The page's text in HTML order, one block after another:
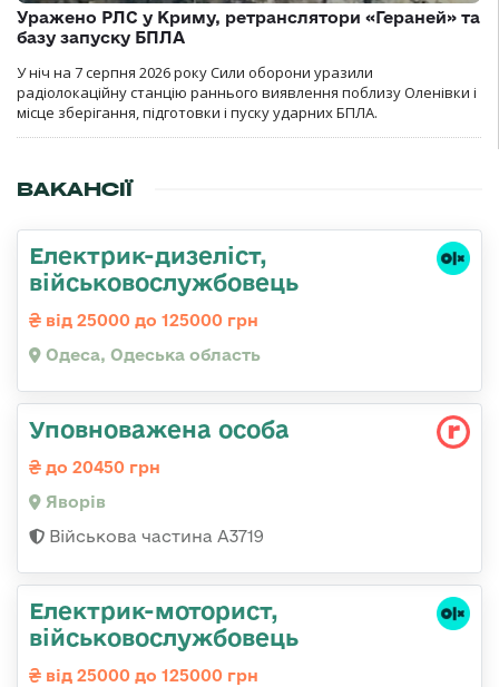
Уражено РЛС у Криму, ретранслятори «Гераней» та
базу запуску БПЛА
У ніч на 7 серпня 2026 року Сили оборони уразили
радіолокаційну станцію раннього виявлення поблизу Оленівки і
місце зберігання, підготовки і пуску ударних БПЛА.
ВАКАНСІЇ
Електрик-дизеліст,
військовослужбовець
від 25000 до 125000 грн
Одеса, Одеська область
Уповноважена особа
до 20450 грн
Яворів
Військова частина А3719
Електрик-моторист,
військовослужбовець
від 25000 до 125000 грн